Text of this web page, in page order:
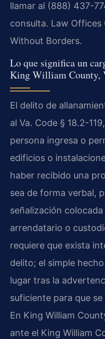
llamar al (888) 437-
consulta. Law Offices
Without Borders.
Lo que significa un
King William County,
El delito de
al Va. Code § 18.2-
persona ingresa o
edificios o
haber recibido una
sea de forma verbal,
señalización
arrendatario o
requiere que exista
delito; el simple
lugar tras la
suficiente para que
En King William
ante el King William